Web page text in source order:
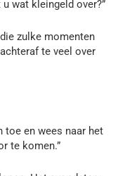
wat kleingeld over?”
zulke momenten
te veel over
toe en wees naar het
te komen.”